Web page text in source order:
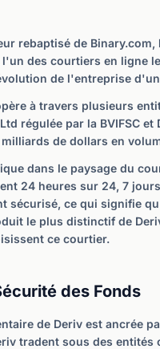
rebaptisé de
des courtiers en ligne
de l'entreprise
à travers plusieurs
régulée par la BVIFSC
de dollars en
dans le paysage du
24 heures sur 24, 7
sécurisé, ce qui signifie
le plus distinctif de
ce courtier.
des Fonds
de Deriv est ancrée
tradent sous des